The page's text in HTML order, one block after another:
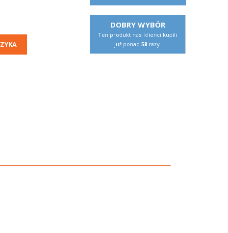
DOBRY WYBÓR
Ten produkt nasi klienci kupili
już ponad 58razy.